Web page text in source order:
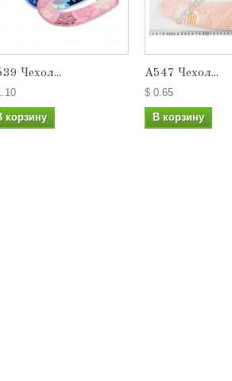
Чехол...
корзину
А547 Чехол...
$ 0.65
В корзину